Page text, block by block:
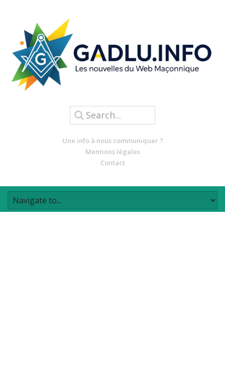
Une info à nous communiquer ?
Mentions légales
Contact